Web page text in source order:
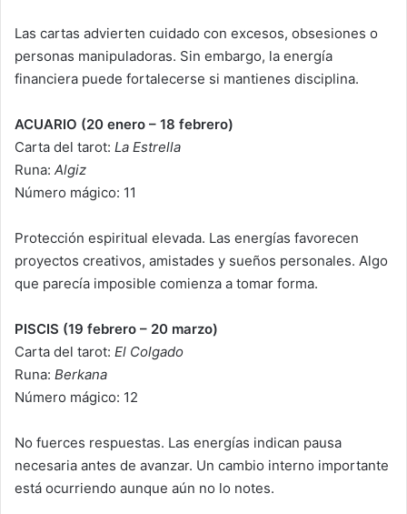
Las cartas advierten cuidado con excesos, obsesiones o
personas manipuladoras. Sin embargo, la energía
financiera puede fortalecerse si mantienes disciplina.
ACUARIO (20 enero – 18 febrero)
Carta del tarot: La Estrella
Runa: Algiz
Número mágico: 11
Protección espiritual elevada. Las energías favorecen
proyectos creativos, amistades y sueños personales. Algo
que parecía imposible comienza a tomar forma.
PISCIS (19 febrero – 20 marzo)
Carta del tarot: El Colgado
Runa: Berkana
Número mágico: 12
No fuerces respuestas. Las energías indican pausa
necesaria antes de avanzar. Un cambio interno importante
está ocurriendo aunque aún no lo notes.